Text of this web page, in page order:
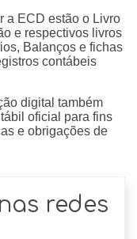
a ECD estão o Livro
e respectivos livros
Balanços e fichas
contábeis
digital também
oficial para fins
e obrigações de
redes